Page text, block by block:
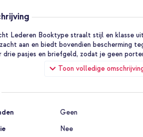
Toon volledige
Lederen Booktype straalt stijl en klasse
aan en biedt bovendien bescherming
drie pasjes en briefgeld, zodat je geen
voor deze hoes is van hoge kwaliteit
mooier uit.
en briefgeld
Geen
Nee